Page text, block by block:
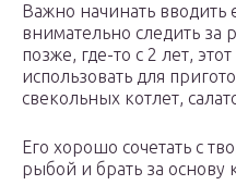
Важно начинать вводить
внимательно следить за
позже, где-то с 2 лет,
использовать для
свекольных котлет,
Его хорошо сочетать с
рыбой и брать за